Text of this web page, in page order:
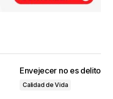
Envejecer no es delito
Calidad de Vida